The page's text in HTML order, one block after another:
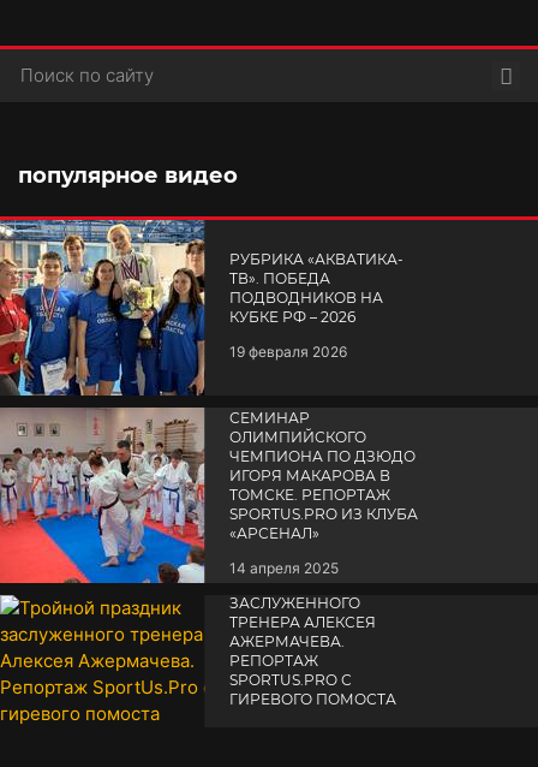
популярное видео
РУБРИКА «АКВАТИКА-
TВ». ПОБЕДА
ПОДВОДНИКОВ НА
КУБКЕ РФ – 2026
19 февраля 2026
СЕМИНАР
ОЛИМПИЙСКОГО
ЧЕМПИОНА ПО ДЗЮДО
ИГОРЯ МАКАРОВА В
ТОМСКЕ. РЕПОРТАЖ
SPORTUS.PRO ИЗ КЛУБА
«АРСЕНАЛ»
14 апреля 2025
ЗАСЛУЖЕННОГО
ТРЕНЕРА АЛЕКСЕЯ
АЖЕРМАЧЕВА.
РЕПОРТАЖ
SPORTUS.PRO С
ГИРЕВОГО ПОМОСТА